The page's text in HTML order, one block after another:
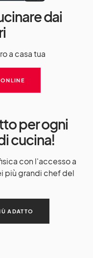
dai
a casa tua
per ogni
cucina!
con l'accesso a
più grandi chef del
ADATTO